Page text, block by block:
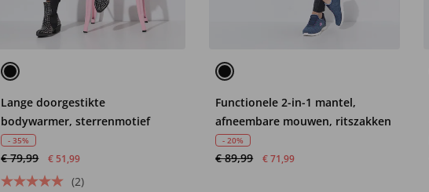
Lange doorgestikte
bodywarmer, sterrenmotief
- 35%
€ 79,99 € 51,99
(2)
Functionele 2-in-1 mantel,
afneembare mouwen, ritszakken
- 20%
€ 89,99 € 71,99